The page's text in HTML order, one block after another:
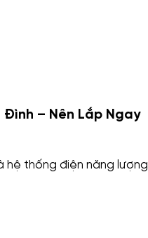
– Nên Lắp Ngay
hệ thống điện năng lượng